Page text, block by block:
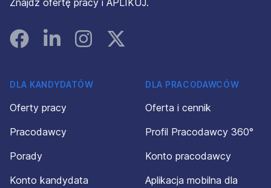
Znajdź ofertę pracy i APLIKUJ.
FacebookLinked InInstagramInstagram
DLA KANDYDATÓW
Oferty pracy
Pracodawcy
Porady
Konto kandydata
DLA PRACODAWCÓW
Oferta i cennik
Profil Pracodawcy 360°
Konto pracodawcy
Aplikacja mobilna dla